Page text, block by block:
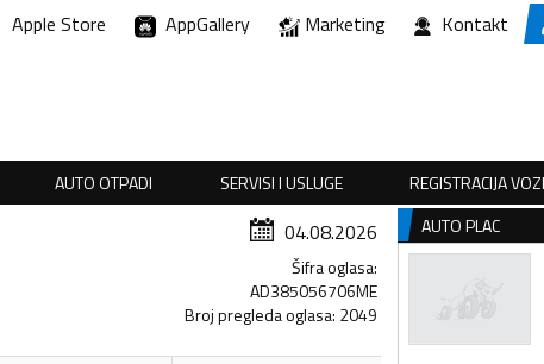
Apple Store AppGallery Marketing Kontakt
AUTO OTPADI SERVISI I USLUGE REGISTRACIJA
04.08.2026
Šifra oglasa:
AD385056706ME
Broj pregleda oglasa: 2049
AUTO PLAC